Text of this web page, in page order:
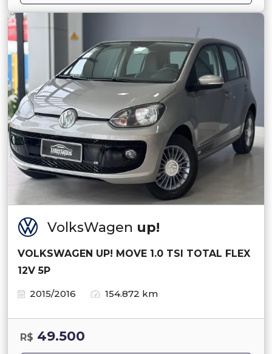
VolksWagen up!
VOLKSWAGEN UP! MOVE 1.0 TSI TOTAL FLEX
12V 5P
2015/2016
154.872 km
R$ 49.500